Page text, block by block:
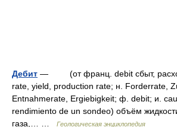
Дебит — (от франц. debit сбыт,
rate, yield, production rate; н. Forderrate,
Entnahmerate, Ergiebigkeit; ф. debit; и.
rendimiento de un sondeo) объём
газа,… …
Геологическая энциклопедия